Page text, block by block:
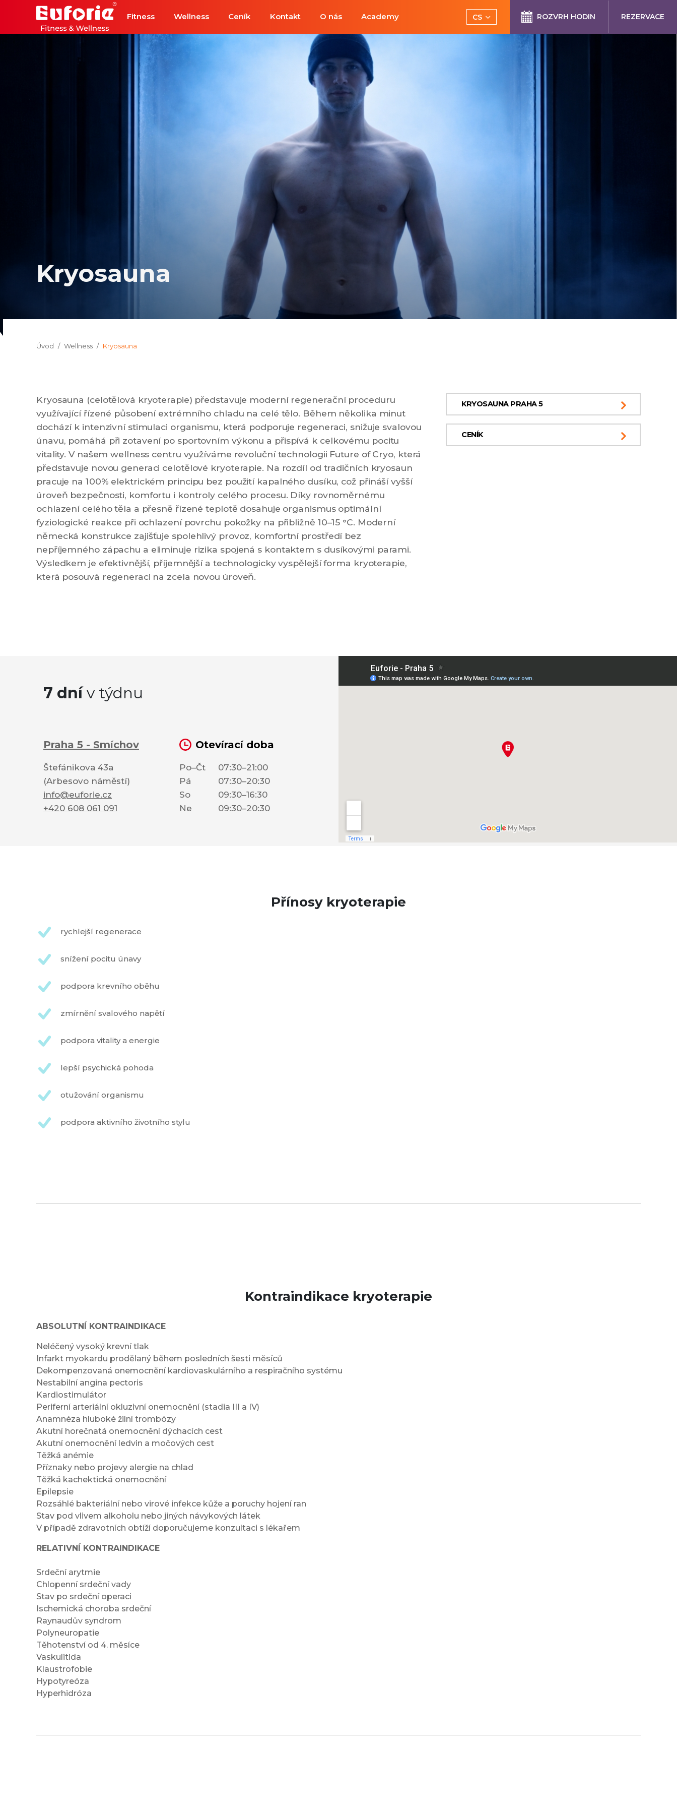
Přeskočit na hlavní obsah
Fitness
Wellness Ceník Kontakt O nás Academy
CS
EN
ROZVRH HODIN REZERVACE
Kryosauna
Jsi tady:
Úvod Wellness Kryosauna
Kryosauna (celotělová kryoterapie) představuje moderní regenerační proceduru
využívající řízené působení extrémního chladu na celé tělo. Během několika minut
dochází k intenzivní stimulaci organismu, která podporuje regeneraci, snižuje svalovou
únavu, pomáhá při zotavení po sportovním výkonu a přispívá k celkovému pocitu
vitality. V našem wellness centru využíváme revoluční technologii Future of Cryo, která
představuje novou generaci celotělové kryoterapie. Na rozdíl od tradičních kryosaun
pracuje na 100% elektrickém principu bez použití kapalného dusíku, což přináší vyšší
úroveň bezpečnosti, komfortu i kontroly celého procesu. Díky rovnoměrnému
ochlazení celého těla a přesně řízené teplotě dosahuje organismus optimální
fyziologické reakce při ochlazení povrchu pokožky na přibližně 10–15 °C. Moderní
německá konstrukce zajišťuje spolehlivý provoz, komfortní prostředí bez
nepříjemného zápachu a eliminuje rizika spojená s kontaktem s dusíkovými parami.
Výsledkem je efektivnější, příjemnější a technologicky vyspělejší forma kryoterapie,
která posouvá regeneraci na zcela novou úroveň.
KRYOSAUNA PRAHA 5
CENÍK
7 dnív týdnu
Praha 5 - Smíchov
Štefánikova 43a
(Arbesovo náměstí)
info@euforie.cz
+420 608 061 091
Otevírací doba
Po–Čt
07:30–21:00
Pá
07:30–20:30
So
09:30–16:30
Ne
09:30–20:30
Přínosy kryoterapie
rychlejší regenerace
snížení pocitu únavy
podpora krevního oběhu
zmírnění svalového napětí
podpora vitality a energie
lepší psychická pohoda
otužování organismu
podpora aktivního životního stylu
Kontraindikace kryoterapie
ABSOLUTNÍ KONTRAINDIKACE
Neléčený vysoký krevní tlak
Infarkt myokardu prodělaný během posledních šesti měsíců
Dekompenzovaná onemocnění kardiovaskulárního a respiračního systému
Nestabilní angina pectoris
Kardiostimulátor
Periferní arteriální okluzivní onemocnění (stadia III a IV)
Anamnéza hluboké žilní trombózy
Akutní horečnatá onemocnění dýchacích cest
Akutní onemocnění ledvin a močových cest
Těžká anémie
Příznaky nebo projevy alergie na chlad
Těžká kachektická onemocnění
Epilepsie
Rozsáhlé bakteriální nebo virové infekce kůže a poruchy hojení ran
Stav pod vlivem alkoholu nebo jiných návykových látek
V případě zdravotních obtíží doporučujeme konzultaci s lékařem
RELATIVNÍ KONTRAINDIKACE
Srdeční arytmie
Chlopenní srdeční vady
Stav po srdeční operaci
Ischemická choroba srdeční
Raynaudův syndrom
Polyneuropatie
Těhotenství od 4. měsíce
Vaskulitida
Klaustrofobie
Hypotyreóza
Hyperhidróza